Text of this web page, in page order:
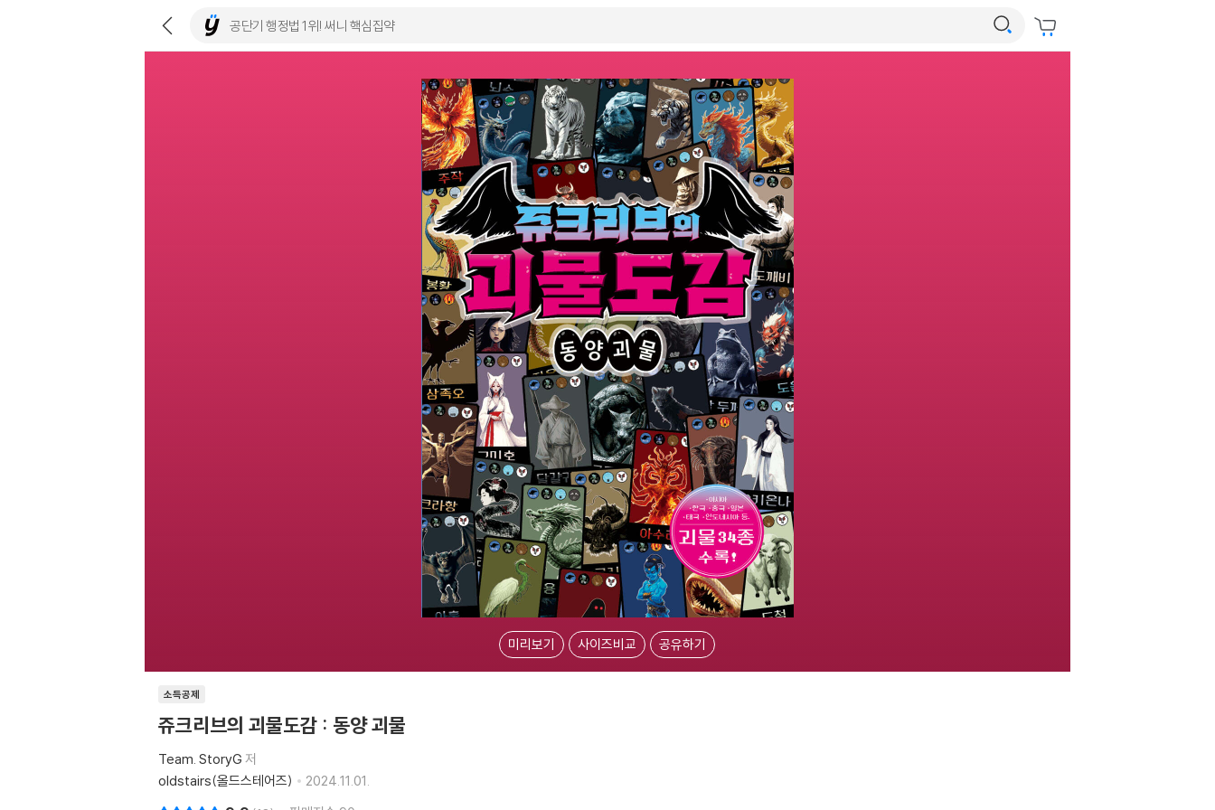
미리보기 사이즈비교 공유하기
소득공제
쥬크리브의 괴물도감 : 동양 괴물
Team. StoryG 저
oldstairs(올드스테어즈)
2024.11.01.